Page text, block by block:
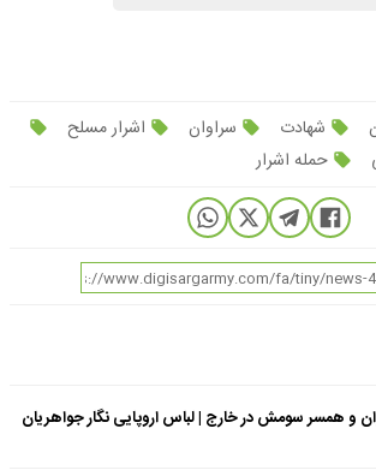
شهادت سراوان
اشرار مسلح
حمله اشرار
و همسر سومش در خارج | لباس اروپایی نگار جواهریان